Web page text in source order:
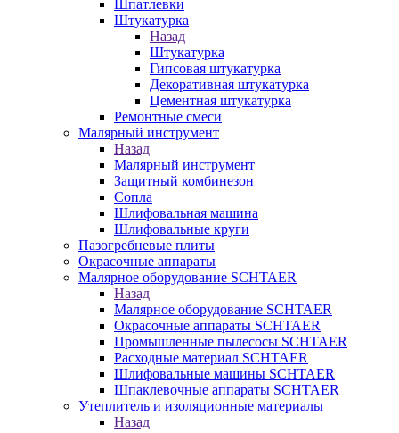
Шпатлевки
Штукатурка
Назад
Штукатурка
Гипсовая штукатурка
Декоративная штукатурка
Цементная штукатурка
Ремонтные смеси
Малярный инструмент
Назад
Малярный инструмент
Защитный комбинезон
Сопла
Шлифовальная машина
Шлифовальные круги
Пазогребневые плиты
Окрасочные аппараты
Малярное оборудование SCHTAER
Назад
Малярное оборудование SCHTAER
Окрасочные аппараты SCHTAER
Промышленные пылесосы SCHTAER
Расходные материал SCHTAER
Шлифовальные машины SCHTAER
Шпаклевочные аппараты SCHTAER
Утеплитель и изоляционные материалы
Назад